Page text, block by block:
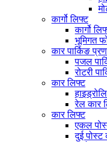
कार्गो लिफ्ट
कार्गो
भूमिगत
कार पार्किङ
पजल
रोटरी
कार लिफ्ट
रेल कार
कार लिफ्ट
एकल
दुई पोस्ट